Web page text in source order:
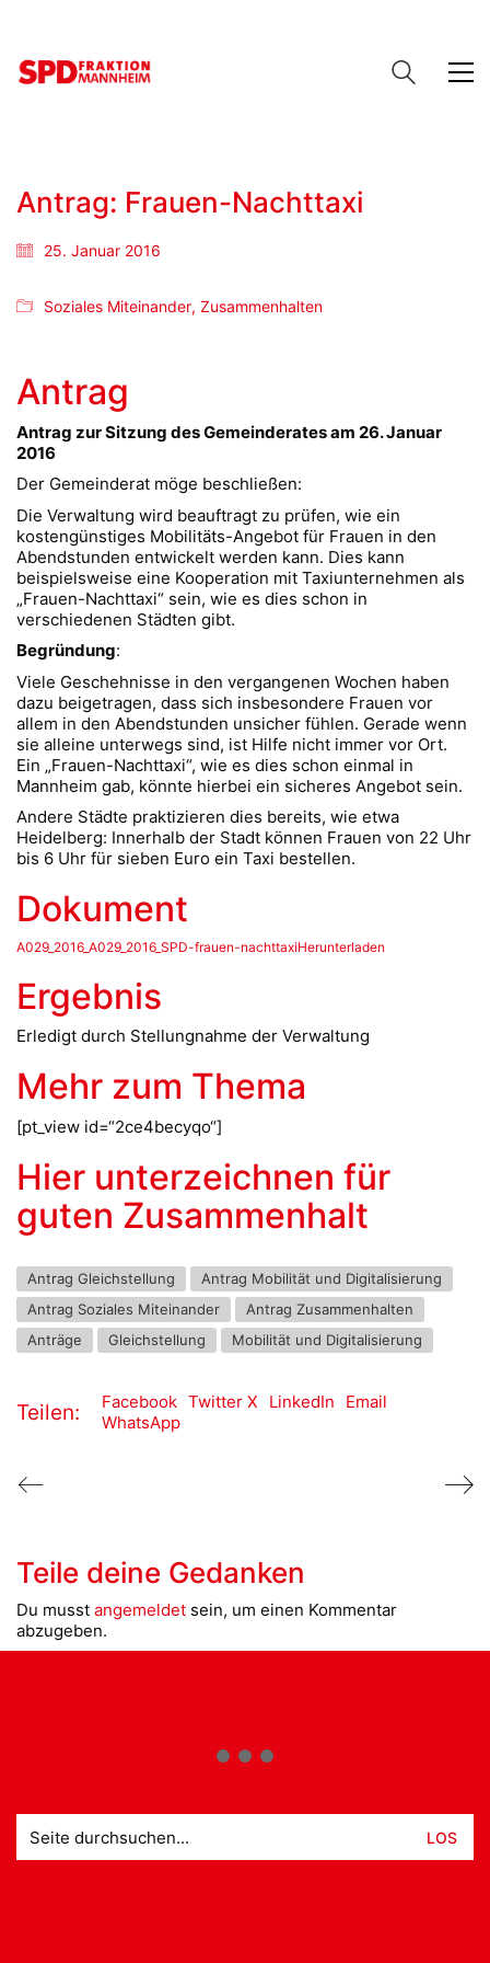
Antrag: Frauen-Nachttaxi
25. Januar 2016
Soziales Miteinander, Zusammenhalten
Antrag
Antrag zur Sitzung des Gemeinderates am 26. Januar
2016
Der Gemeinderat möge beschließen:
Die Verwaltung wird beauftragt zu prüfen, wie ein
kostengünstiges Mobilitäts-Angebot für Frauen in den
Abendstunden entwickelt werden kann. Dies kann
beispielsweise eine Kooperation mit Taxiunternehmen als
„Frauen-Nachttaxi“ sein, wie es dies schon in
verschiedenen Städten gibt.
Begründung:
Viele Geschehnisse in den vergangenen Wochen haben
dazu beigetragen, dass sich insbesondere Frauen vor
allem in den Abendstunden unsicher fühlen. Gerade wenn
sie alleine unterwegs sind, ist Hilfe nicht immer vor Ort.
Ein „Frauen-Nachttaxi“, wie es dies schon einmal in
Mannheim gab, könnte hierbei ein sicheres Angebot sein.
Andere Städte praktizieren dies bereits, wie etwa
Heidelberg: Innerhalb der Stadt können Frauen von 22 Uhr
bis 6 Uhr für sieben Euro ein Taxi bestellen.
Dokument
A029_2016_A029_2016_SPD-frauen-nachttaxiHerunterladen
Ergebnis
Erledigt durch Stellungnahme der Verwaltung
Mehr zum Thema
[pt_view id=“2ce4becyqo“]
Hier unterzeichnen für
guten Zusammenhalt
Antrag Gleichstellung
Antrag Mobilität und Digitalisierung
Antrag Soziales Miteinander
Antrag Zusammenhalten
Anträge
Gleichstellung Mobilität und Digitalisierung
Teilen: Facebook Twitter X LinkedIn
Email
WhatsApp
Teile deine Gedanken
Du musst angemeldet sein, um einen Kommentar
abzugeben.
nach: